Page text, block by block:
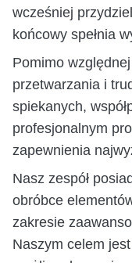
wcześniej
końcowy spełnia
Pomimo
przetwarzania i
spiekanych,
profesjonalnym
zapewnienia
Nasz zespół
obróbce
zakresie
Naszym celem